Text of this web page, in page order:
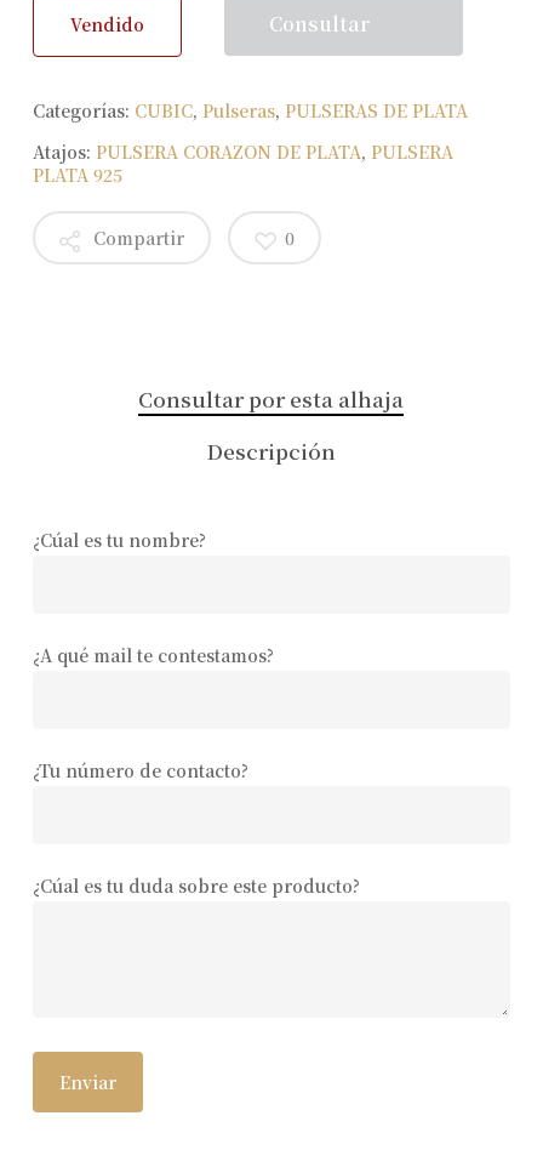
Vendido Consultar
Categorías: CUBIC, Pulseras, PULSERAS DE PLATA
Atajos: PULSERA CORAZON DE PLATA, PULSERA
PLATA 925
Compartir 0
Consultar por esta alhaja
Descripción
¿Cúal es tu nombre?
¿A qué mail te contestamos?
¿Tu número de contacto?
¿Cúal es tu duda sobre este producto?